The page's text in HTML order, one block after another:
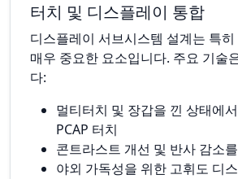
터치 및 디스플레이 통합
디스플레이 서브시스템 설계는 특히
매우 중요한 요소입니다. 주요 기술
다:
멀티터치 및 장갑을 낀 상태에
PCAP 터치
콘트라스트 개선 및 반사 감소
야외 가독성을 위한 고휘도 디